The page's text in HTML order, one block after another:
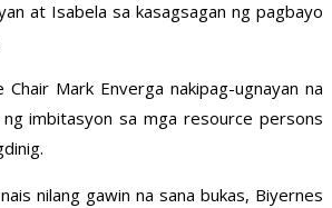
at Isabela sa kasagsagan ng pagbayo
Mark Enverga nakipag-ugnayan na
imbitasyon sa mga resource persons
nilang gawin na sana bukas, Biyernes